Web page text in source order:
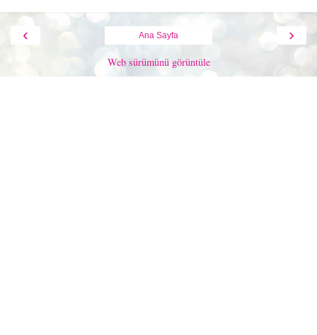
‹ ›
Ana Sayfa
Web sürümünü görüntüle